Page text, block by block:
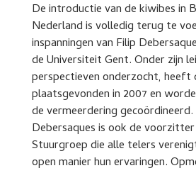
De introductie van de kiwibes in
Nederland is volledig terug te
inspanningen van Filip
de Universiteit Gent. Onder zijn
perspectieven onderzocht, heeft
plaatsgevonden in 2007 en
de vermeerdering gecoördineerd.
Debersaques is ook de
Stuurgroep die alle telers
open manier hun ervaringen.